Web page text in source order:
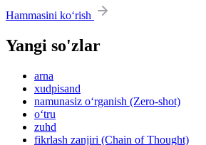
Hammasini ko‘rish
Yangi so'zlar
arna
xudpisand
namunasiz o‘rganish (Zero-shot)
o‘tru
zuhd
fikrlash zanjiri (Chain of Thought)